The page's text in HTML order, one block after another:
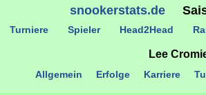
snookerstats.de
Turniere Spieler Head2Head
Lee
Allgemein Erfolge Karriere